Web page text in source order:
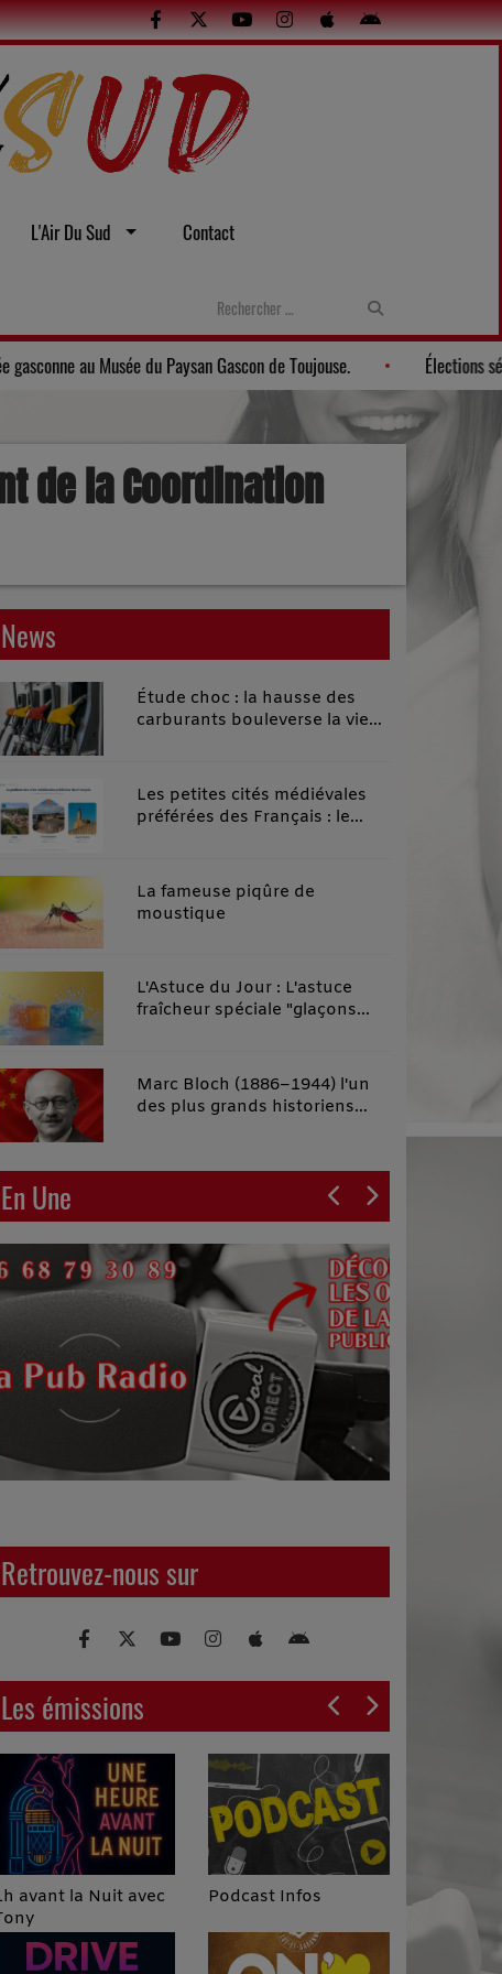
L'Air Du Sud Contact
Gers: Une soirée gasconne au Musée du Paysan Gascon de
de la Coordination
News
Étude choc : la hausse des
carburants bouleverse la vie
Les petites cités médiévales
préférées des Français : le
La fameuse piqûre de
moustique
L'Astuce du Jour : L'astuce
fraîcheur spéciale "glaçons
Marc Bloch (1886–1944) l'un
des plus grands historiens
En Une
Retrouvez-nous sur
Les émissions
avant la Nuit avec
Podcast Infos